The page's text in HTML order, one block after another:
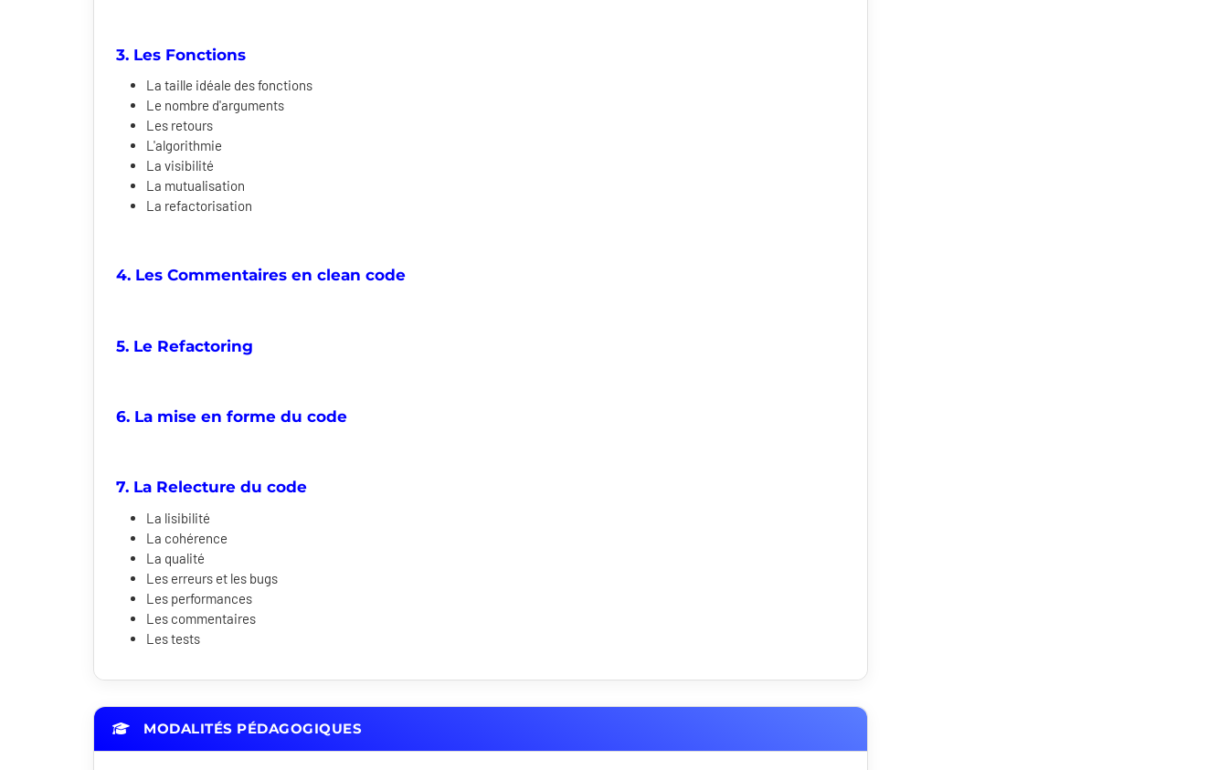
3. Les Fonctions
La taille idéale des fonctions
Le nombre d'arguments
Les retours
L'algorithmie
La visibilité
La mutualisation
La refactorisation
4. Les Commentaires en clean code
5. Le Refactoring
6. La mise en forme du code
7. La Relecture du code
La lisibilité
La cohérence
La qualité
Les erreurs et les bugs
Les performances
Les commentaires
Les tests
MODALITÉS PÉDAGOGIQUES